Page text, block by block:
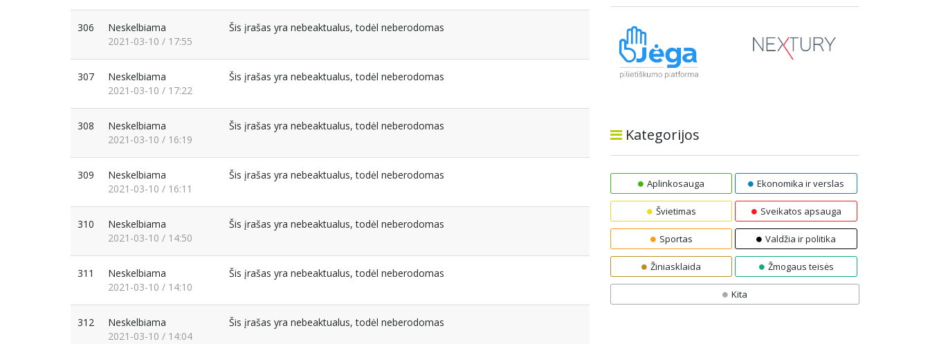
306
Neskelbiama
2021-03-10 / 17:55
Šis įrašas yra nebeaktualus, todėl neberodomas
307
Neskelbiama
2021-03-10 / 17:22
Šis įrašas yra nebeaktualus, todėl neberodomas
308
Neskelbiama
2021-03-10 / 16:19
Šis įrašas yra nebeaktualus, todėl neberodomas
309
Neskelbiama
2021-03-10 / 16:11
Šis įrašas yra nebeaktualus, todėl neberodomas
310
Neskelbiama
2021-03-10 / 14:50
Šis įrašas yra nebeaktualus, todėl neberodomas
311
Neskelbiama
2021-03-10 / 14:10
Šis įrašas yra nebeaktualus, todėl neberodomas
312
Neskelbiama
2021-03-10 / 14:04
Šis įrašas yra nebeaktualus, todėl neberodomas
Kategorijos
Aplinkosauga Ekonomika ir verslas
Švietimas Sveikatos apsauga
Sportas Valdžia ir politika
Žiniasklaida Žmogaus teisės
Kita